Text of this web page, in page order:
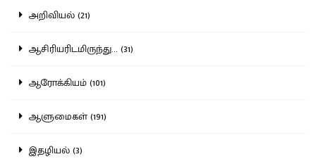
அறிவியல் (21)
ஆசிரியரிடமிருந்து... (31)
ஆரோக்கியம் (101)
ஆளுமைகள் (191)
இதழியல் (3)